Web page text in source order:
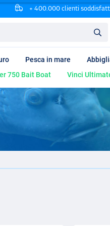
+ 400.000 clienti
Pesca in mare
750 Bait Boat Vinci